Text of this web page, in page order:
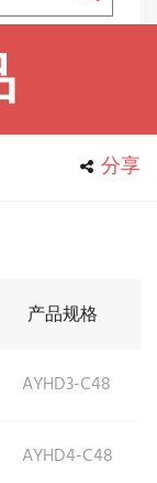
分享
产品规格
AYHD3-C48
AYHD4-C48